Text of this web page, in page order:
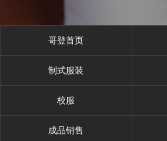
哥登首页
制式服装
校服
成品销售